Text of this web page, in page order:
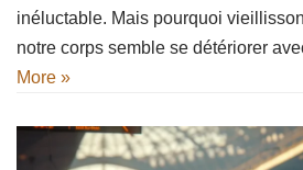
inéluctable. Mais pourquoi
notre corps semble se détériorer
More »